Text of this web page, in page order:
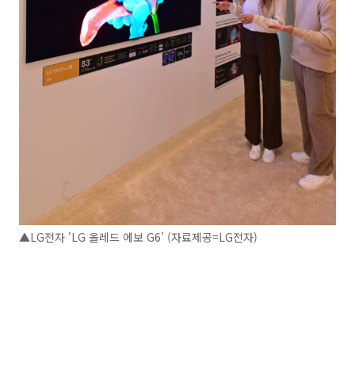
▲LG전자 'LG 올레드 에보 G6' (자료제공=LG전자)